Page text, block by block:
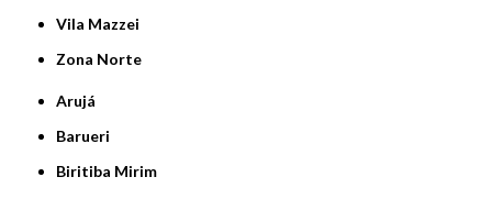
Vila Mazzei
Zona Norte
Arujá
Barueri
Biritiba Mirim